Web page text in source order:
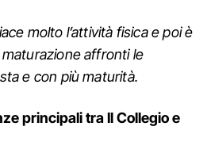
molto l’attività fisica e poi è
affronti le
e con più maturità.
principali tra Il Collegio e